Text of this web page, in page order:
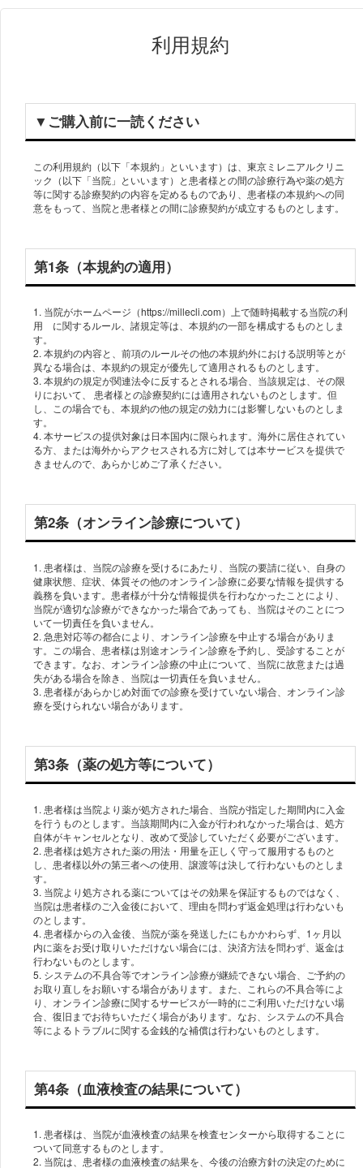
利用規約
▼ご購⼊前に⼀読ください
この利用規約（以下「本規約」といいます）は、東京ミレニアルクリニ
ック（以下「当院」といいます）と患者様との間の診療行為や薬の処方
等に関する診療契約の内容を定めるものであり、患者様の本規約への同
意をもって、当院と患者様との間に診療契約が成立するものとします。
第1条（本規約の適用）
1. 当院がホームページ（https://millecli.com）上で随時掲載する当院の利
用 に関するルール、諸規定等は、本規約の一部を構成するものとしま
す。
2. 本規約の内容と、前項のルールその他の本規約外における説明等とが
異なる場合は、本規約の規定が優先して適用されるものとします。
3. 本規約の規定が関連法令に反するとされる場合、当該規定は、その限
りにおいて、 患者様との診療契約には適用されないものとします。但
し、この場合でも、本規約の他の規定の効力には影響しないものとしま
す。
4. 本サービスの提供対象は日本国内に限られます。海外に居住されてい
る方、または海外からアクセスされる方に対しては本サービスを提供で
きませんので、あらかじめご了承ください。
第2条（オンライン診療について）
1. 患者様は、当院の診療を受けるにあたり、当院の要請に従い、自身の
健康状態、症状、体質その他のオンライン診療に必要な情報を提供する
義務を負います。患者様が十分な情報提供を行わなかったことにより、
当院が適切な診療ができなかった場合であっても、当院はそのことにつ
いて一切責任を負いません。
2. 急患対応等の都合により、オンライン診療を中止する場合がありま
す。この場合、患者様は別途オンライン診療を予約し、受診することが
できます。なお、オンライン診療の中止について、当院に故意または過
失がある場合を除き、当院は一切責任を負いません。
3. 患者様があらかじめ対面での診療を受けていない場合、オンライン診
第3条（薬の処方等について）
1. 患者様は当院より薬が処方された場合、当院が指定した期間内に入金
を行うものとします。当該期間内に入金が行われなかった場合は、処方
自体がキャンセルとなり、改めて受診していただく必要がございます。
2. 患者様は処方された薬の用法・用量を正しく守って服用するものと
し、患者様以外の第三者への使用、譲渡等は決して行わないものとしま
す。
3. 当院より処方される薬についてはその効果を保証するものではなく、
当院は患者様のご入金後において、理由を問わず返金処理は行わないも
のとします。
4. 患者様からの入金後、当院が薬を発送したにもかかわらず、1ヶ月以
内に薬をお受け取りいただけない場合には、決済方法を問わず、返金は
行わないものとします。
5. システムの不具合等でオンライン診療が継続できない場合、ご予約の
お取り直しをお願いする場合があります。また、これらの不具合等によ
り、オンライン診療に関するサービスが一時的にご利用いただけない場
合、復旧までお待ちいただく場合があります。なお、システムの不具合
等によるトラブルに関する金銭的な補償は行わないものとします。
第4条（血液検査の結果について）
1. 患者様は、当院が血液検査の結果を検査センターから取得することに
ついて同意するものとします。
2. 当院は、患者様の血液検査の結果を、今後の治療方針の決定のために